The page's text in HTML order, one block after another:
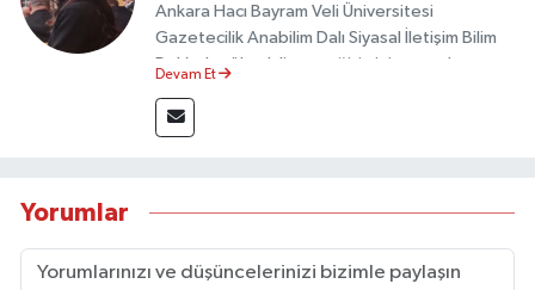
Ankara Hacı Bayram Veli Üniversitesi
Gazetecilik Anabilim Dalı Siyasal İletişim Bilim
Dalı’nda yüksek lisans eğitimini tamamlamıştır.
akademik çalışmalar gerçekleştirmiştir.
Taşköprü Postası internet haber sitesinde
Devam Et
Yorumlar